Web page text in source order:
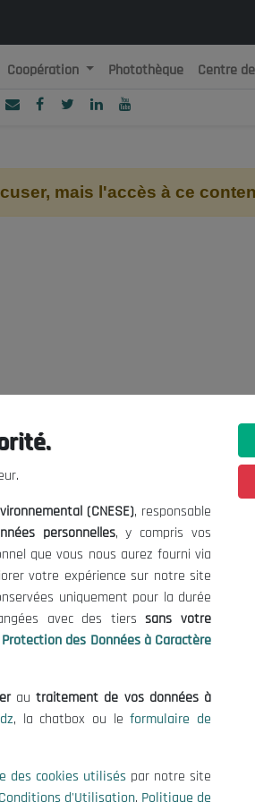
et Populaire
Coopération Photothèque Centre
mais l'accès à ce
contact@cnese.dz
Suggestions ou Initiatives ?
Newsletter
Inscrivez-vous, soyez le premier à
nos dernières nouvelles.
Nous!
Social et Environnemental
(CNESE), responsable
personnelles, y compris vos
que vous nous aurez fourni via
votre expérience sur notre site
uniquement pour la durée
avec des tierssans votre
des Données à Caractère
autraitement de vos données à
, la chatbox ou leformulaire de
des cookies utilisés par notre site
Conditions d'Utilisation, Politique de